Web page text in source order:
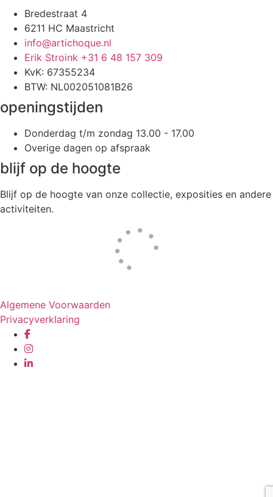
Bredestraat 4
6211 HC Maastricht
info@artichoque.nl
Erik Stroink +31 6 48 157 309
KvK: 67355234
BTW: NL002051081B26
openingstijden
Donderdag t/m zondag 13.00 - 17.00
Overige dagen op afspraak
blijf op de hoogte
Blijf op de hoogte van onze collectie, exposities en andere
activiteiten.
Algemene Voorwaarden
Privacyverklaring